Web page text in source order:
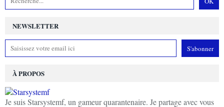
NEWSLETTER
À PROPOS
Je suis Starsystemf, un gameur quarantenaire. Je partage avec vous